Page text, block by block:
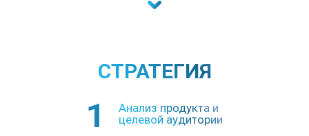
СТРАТЕГИЯ
1
Анализ продукта и
целевой аудитории